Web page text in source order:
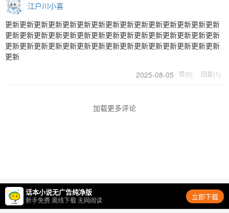
江户川小喜
更新更新更新更新更新更新更新更新更新更新更新更新更新更新更新
更新更新更新更新更新更新更新更新更新更新更新更新更新更新更新
更新更新更新更新更新更新更新更新更新更新更新更新更新更新更新
更新
2025-08-05
赞(0) 回复(1)
加载更多评论
话本小说无广告纯净版
新手免费 离线下载 无网阅读 立即下载